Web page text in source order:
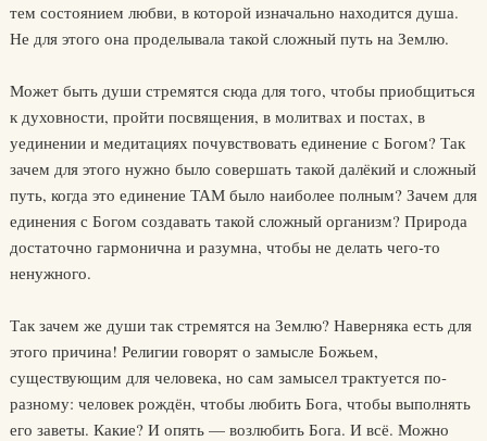
тем состоянием любви, в которой изначально находится душа.
Не для этого она проделывала такой сложный путь на Землю.
Может быть души стремятся сюда для того, чтобы приобщиться
к духовности, пройти посвящения, в молитвах и постах, в
уединении и медитациях почувствовать единение с Богом? Так
зачем для этого нужно было совершать такой далёкий и сложный
путь, когда это единение ТАМ было наиболее полным? Зачем для
единения с Богом создавать такой сложный организм? Природа
достаточно гармонична и разумна, чтобы не делать чего-то
ненужного.
Так зачем же души так стремятся на Землю? Наверняка есть для
этого причина! Религии говорят о замысле Божьем,
существующим для человека, но сам замысел трактуется по-
разному: человек рождён, чтобы любить Бога, чтобы выполнять
его заветы. Какие? И опять — возлюбить Бога. И всё. Можно